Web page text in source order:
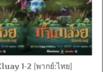
1-2 [พากย์:ไทย]